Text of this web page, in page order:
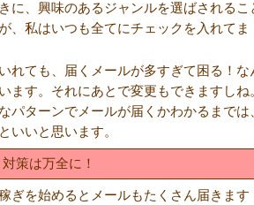
に、興味のあるジャンルを選ばされるこ
、私はいつも全てにチェックを入れてま
れても、届くメールが多すぎて困る！な
ます。それにあとで変更もできますしね
パターンでメールが届くかわかるまでは
いいと思います。
策は万全に！
ぎを始めるとメールもたくさん届きます